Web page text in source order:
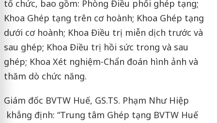
tổ chức, bao gồm: Phòng Điều phối ghép tạng;
Khoa Ghép tạng trên cơ hoành; Khoa Ghép tạng
dưới cơ hoành; Khoa Điều trị miễn dịch trước và
sau ghép; Khoa Điều trị hồi sức trong và sau
ghép; Khoa Xét nghiệm-Chẩn đoán hình ảnh và
thăm dò chức năng.
Giám đốc BVTW Huế, GS.TS. Phạm Như Hiệp
khẳng định: “Trung tâm Ghép tạng BVTW Huế